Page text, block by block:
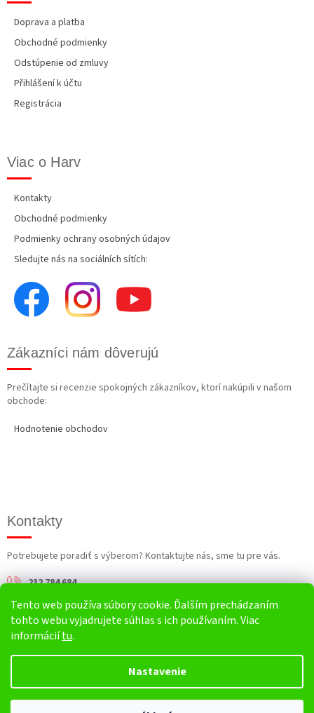
Tento web používa súbory cookie. Ďalším prechádzaním
tohto webu vyjadrujete súhlas s ich používaním. Viac
informáciítu.
Nastavenie
Doprava a platba
Obchodné podmienky
Odstúpenie od zmluvy
Přihlášení k účtu
Registrácia
Viac o Harv
Kontakty
Obchodné podmienky
Podmienky ochrany osobných údajov
Sledujte nás na sociálních sítích:
Zákazníci nám dôverujú
Prečítajte si recenzie spokojných zákazníkov, ktorí nakúpili v našom
obchode:
Hodnotenie obchodov
Kontakty
Potrebujete poradiť s výberom? Kontaktujte nás, sme tu pre vás.
232 784 684
info@harv.sk